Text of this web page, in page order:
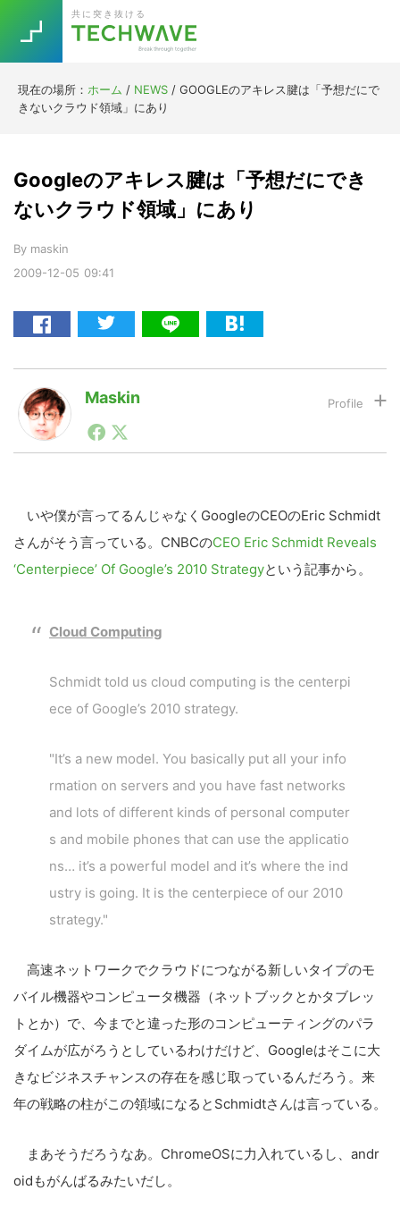
primary
navigation
main
content
primary
sidebar
footer
共に突き抜ける
現在の場所： ホーム / NEWS / GOOGLEのアキレス腱は「予想だにで
きないクラウド領域」にあり
2009-12-05 09:41
Googleのアキレス腱は「予想だにでき
ないクラウド領域」にあり
By maskin
Maskin
1990年代初頭から記者としてまた起業家としてITスタ
ートアップ業界のハードウェアからソフトウェアの事業
生から普及成長までを最前線で見てきた生き字引として
注目される。通信キャリアのニュースポータルの創業デ
スクとして数億PV事業に。世界最大IT系メディア（ス
ペイン）の元日本編集長、World Innovation Lab(WiL)
などを経て、現在、スタートアップ支援側の取り組みに
いや僕が言ってるんじゃなくGoogleのCEOのEric Schmidt
さんがそう言っている。CNBCのCEO Eric Schmidt Reveals
‘Centerpiece’ Of Google’s 2010 Strategyという記事から。
Cloud Computing
Schmidt told us cloud computing is the centerpi
ece of Google’s 2010 strategy.
"It’s a new model. You basically put all your info
rmation on servers and you have fast networks
and lots of different kinds of personal computer
s and mobile phones that can use the applicatio
ns… it’s a powerful model and it’s where the ind
ustry is going. It is the centerpiece of our 2010
strategy."
高速ネットワークでクラウドにつながる新しいタイプのモ
バイル機器やコンピュータ機器（ネットブックとかタブレッ
トとか）で、今までと違った形のコンピューティングのパラ
ダイムが広がろうとしているわけだけど、Googleはそこに大
きなビジネスチャンスの存在を感じ取っているんだろう。来
年の戦略の柱がこの領域になるとSchmidtさんは言っている。
まあそうだろうなあ。ChromeOSに力入れているし、andr
oidもがんばるみたいだし。
TOPICS
RE:LIFE
Re:Work
AI
Drone
[Startup]
[Voice Edition]
[YouTube]
投資家登録
Trend 今話題の注目キーワード
Asana テレワーク